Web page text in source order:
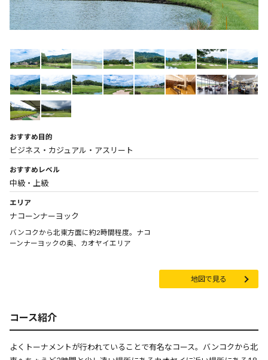
おすすめ目的
ビジネス・カジュアル・アスリート
おすすめレベル
中級・上級
エリア
ナコーンナーヨック
バンコクから北東方面に約2時間程度。ナコ
ーンナーヨックの奥、カオヤイエリア
地図で見る
コース紹介
よくトーナメントが行われていることで有名なコース。バンコクから北